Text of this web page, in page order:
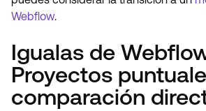
Webflow.
Igualas de
Proyectos
comparación